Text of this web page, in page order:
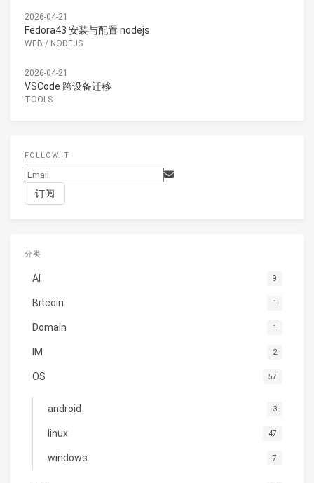
2026-04-21
Fedora43 安装与配置 nodejs
WEB / NODEJS
2026-04-21
VSCode 跨设备迁移
TOOLS
FOLLOW.IT
分类
AI 9
Bitcoin 1
Domain 1
IM 2
OS 57
android 3
linux 47
windows 7